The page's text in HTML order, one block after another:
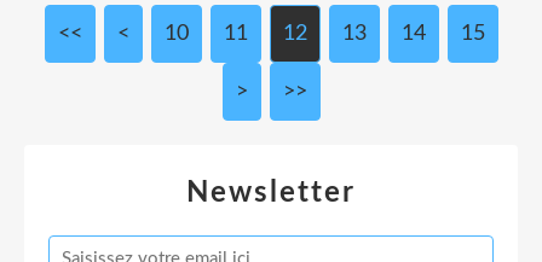
<< < 10 11 12 13 14 15
> >>
Newsletter